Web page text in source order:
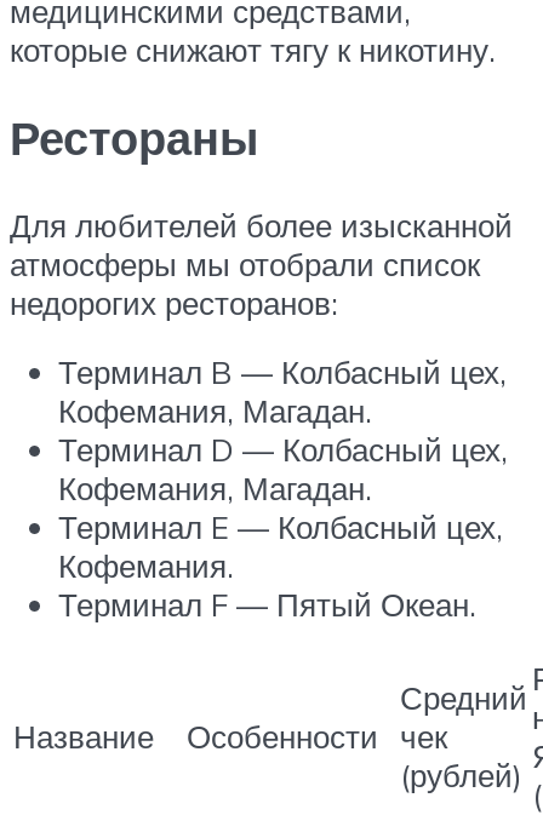
медицинскими средствами,
которые снижают тягу к никотину.
Рестораны
Для любителей более изысканной
атмосферы мы отобрали список
недорогих ресторанов:
Терминал B — Колбасный цех,
Кофемания, Магадан.
Терминал D — Колбасный цех,
Кофемания, Магадан.
Терминал E — Колбасный цех,
Кофемания.
Терминал F — Пятый Океан.
Название Особенности
Средний
чек
(рублей)